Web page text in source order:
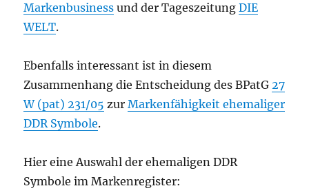
Markenbusiness und der TageszeitungDIE
WELT.
Ebenfalls interessant ist in diesem
Zusammenhang die Entscheidung des BPatG27
W (pat) 231/05 zurMarkenfähigkeit ehemaliger
DDR Symbole.
Hier eine Auswahl der ehemaligen DDR
Symbole im Markenregister: